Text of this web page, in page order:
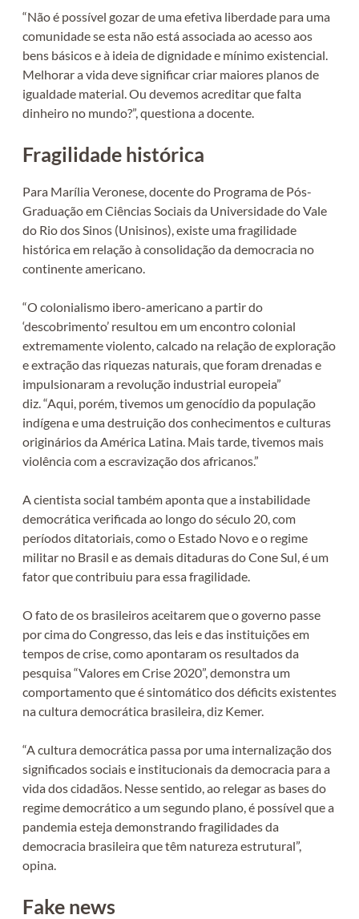
“Não é possível gozar de uma efetiva liberdade para uma
comunidade se esta não está associada ao acesso aos
bens básicos e à ideia de dignidade e mínimo existencial.
Melhorar a vida deve significar criar maiores planos de
igualdade material. Ou devemos acreditar que falta
dinheiro no mundo?”, questiona a docente.
Fragilidade histórica
Para Marília Veronese, docente do Programa de Pós-
Graduação em Ciências Sociais da Universidade do Vale
do Rio dos Sinos (Unisinos), existe uma fragilidade
histórica em relação à consolidação da democracia no
continente americano.
“O colonialismo ibero-americano a partir do
‘descobrimento’ resultou em um encontro colonial
extremamente violento, calcado na relação de exploração
e extração das riquezas naturais, que foram drenadas e
impulsionaram a revolução industrial europeia”
diz. “Aqui, porém, tivemos um genocídio da população
indígena e uma destruição dos conhecimentos e culturas
originários da América Latina. Mais tarde, tivemos mais
violência com a escravização dos africanos.”
A cientista social também aponta que a instabilidade
democrática verificada ao longo do século 20, com
períodos ditatoriais, como o Estado Novo e o regime
militar no Brasil e as demais ditaduras do Cone Sul, é um
fator que contribuiu para essa fragilidade.
O fato de os brasileiros aceitarem que o governo passe
por cima do Congresso, das leis e das instituições em
tempos de crise, como apontaram os resultados da
pesquisa “Valores em Crise 2020”, demonstra um
comportamento que é sintomático dos déficits existentes
na cultura democrática brasileira, diz Kemer.
“A cultura democrática passa por uma internalização dos
significados sociais e institucionais da democracia para a
vida dos cidadãos. Nesse sentido, ao relegar as bases do
regime democrático a um segundo plano, é possível que a
pandemia esteja demonstrando fragilidades da
democracia brasileira que têm natureza estrutural”,
opina.
Fake news